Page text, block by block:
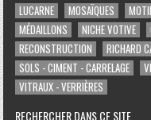
LUCARNE
MOSAÏQUES
MÉDAILLONS
NICHE VOTIVE
RECONSTRUCTION
RICHARD
SOLS - CIMENT - CARRELAGE
VITRAUX - VERRIÈRES
RECHERCHER DANS CE SITE